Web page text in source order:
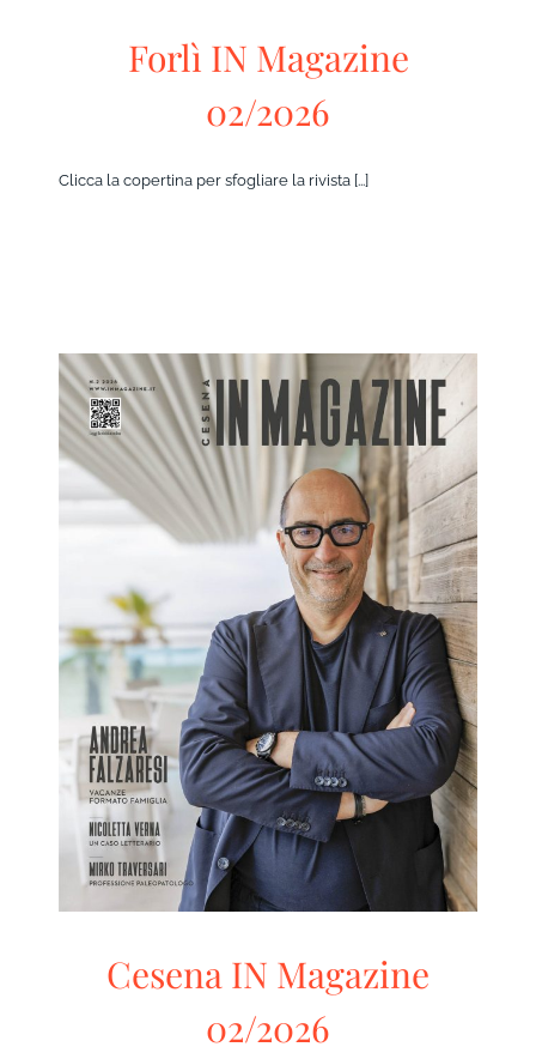
Forlì IN Magazine
02/2026
Clicca la copertina per sfogliare la rivista [...]
Cesena IN Magazine 02/2026
Cesena IN RivistaHome
Cesena IN Magazine
02/2026